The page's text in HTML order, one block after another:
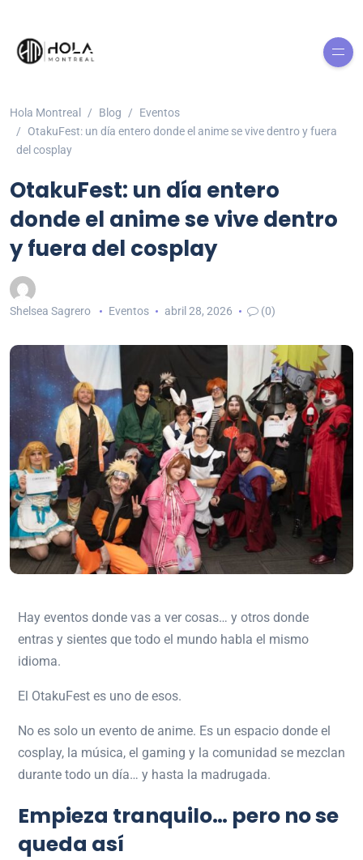
Hola Montreal Blog
Eventos
OtakuFest: un día entero donde el anime se vive dentro y fuera
del cosplay
OtakuFest: un día entero
donde el anime se vive dentro
y fuera del cosplay
Shelsea Sagrero Eventos abril 28, 2026 (0)
Hay eventos donde vas a ver cosas… y otros donde
entras y sientes que todo el mundo habla el mismo
idioma.
El OtakuFest es uno de esos.
No es solo un evento de anime. Es un espacio donde el
cosplay, la música, el gaming y la comunidad se mezclan
durante todo un día… y hasta la madrugada.
Empieza tranquilo… pero no se
queda así